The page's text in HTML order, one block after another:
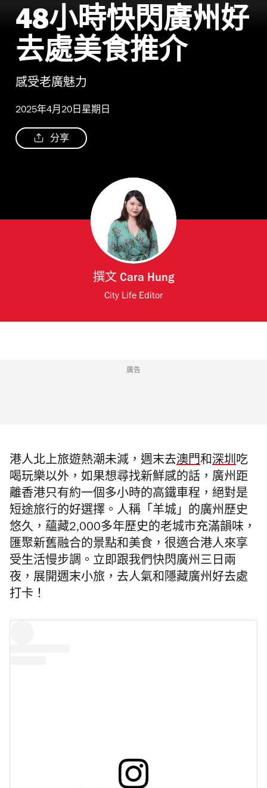
Photograph: Cara Hung
48小時快閃廣州好
去處美食推介
感受老廣魅力
2025年4月20日星期日
分享
撰文 Cara Hung
City Life Editor
廣告
港人北上旅遊熱潮未減，週末去澳門和深圳吃
喝玩樂以外，如果想尋找新鮮感的話，廣州距
離香港只有約一個多小時的高鐵車程，絕對是
短途旅行的好選擇。人稱「羊城」的廣州歷史
悠久，蘊藏2,000多年歷史的老城市充滿韻味，
匯聚新舊融合的景點和美食，很適合港人來享
受生活慢步調。立即跟我們快閃廣州三日兩
夜，展開週末小旅，去人氣和隱藏廣州好去處
打卡！